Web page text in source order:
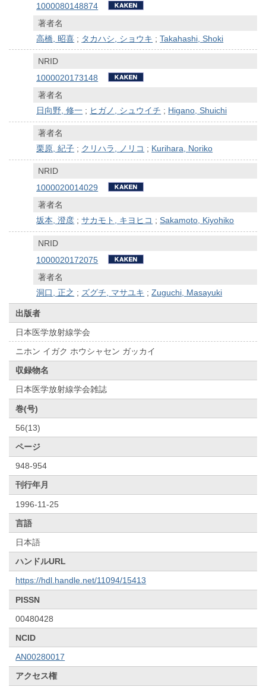
1000080148874
著者名
高橋, 昭喜 ; タカハシ, ショウキ ;Takahashi, Shoki
NRID
1000020173148
著者名
日向野, 修一 ; ヒガノ, シュウイチ ; Higano, Shuichi
著者名
栗原, 紀子 ; クリハラ, ノリコ ; Kurihara, Noriko
NRID
1000020014029
著者名
坂本, 澄彦 ;サカモト, キヨヒコ ;Sakamoto, Kiyohiko
NRID
1000020172075
著者名
洞口, 正之 ; ズグチ, マサユキ ;Zuguchi, Masayuki
出版者
日本医学放射線学会
ニホン イガク ホウシャセン ガッカイ
収録物名
日本医学放射線学会雑誌
巻(号)
56(13)
ページ
948-954
刊行年月
1996-11-25
言語
日本語
ハンドルURL
https://hdl.handle.net/11094/15413
PISSN
00480428
NCID
AN00280017
アクセス権